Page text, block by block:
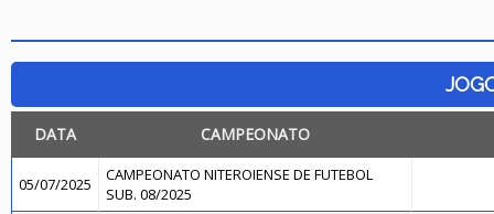
DATA CAMPEONATO
05/07/2025
CAMPEONATO NITEROIENSE DE FUTEBOL
SUB. 08/2025